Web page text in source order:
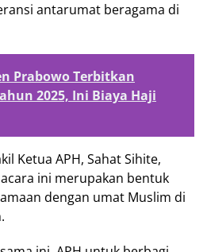
antarumat beragama di
Prabowo Terbitkan
2025, Ini Biaya Haji
Ketua APH, Sahat Sihite,
ini merupakan bentuk
dengan umat Muslim di